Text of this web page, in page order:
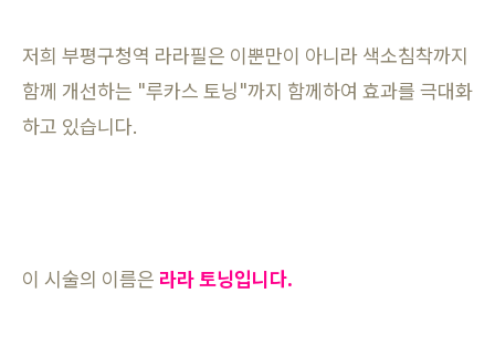
저희 부평구청역 라라필은 이뿐만이 아니라 색소침착까지
함께 개선하는 "루카스 토닝"까지 함께하여 효과를 극대화
하고 있습니다.
이 시술의 이름은 라라 토닝입니다.